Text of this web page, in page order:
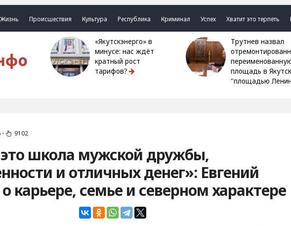
Жизнь Происшествия Культура Республика Криминал Успех Хватит это терпеть
«Якутскэнерго» в
минусе: нас ждёт
кратный рост
тарифов?
Трутнев назвал
площадь в
"площадью
• 9102
школа мужской дружбы,
и отличных денег»: Евгений
карьере, семье и северном характере